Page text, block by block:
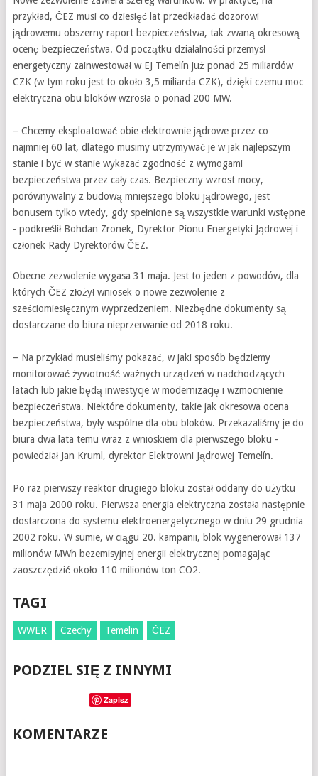
przykład, ČEZ musi co dziesięć lat przedkładać dozorowi
jądrowemu obszerny raport bezpieczeństwa, tak zwaną okresową
ocenę bezpieczeństwa. Od początku działalności przemysł
energetyczny zainwestował w EJ Temelín już ponad 25 miliardów
CZK (w tym roku jest to około 3,5 miliarda CZK), dzięki czemu moc
elektryczna obu bloków wzrosła o ponad 200 MW.
– Chcemy eksploatować obie elektrownie jądrowe przez co
najmniej 60 lat, dlatego musimy utrzymywać je w jak najlepszym
stanie i być w stanie wykazać zgodność z wymogami
bezpieczeństwa przez cały czas. Bezpieczny wzrost mocy,
porównywalny z budową mniejszego bloku jądrowego, jest
bonusem tylko wtedy, gdy spełnione są wszystkie warunki wstępne
- podkreślił Bohdan Zronek, Dyrektor Pionu Energetyki Jądrowej i
członek Rady Dyrektorów ČEZ.
Obecne zezwolenie wygasa 31 maja. Jest to jeden z powodów, dla
których ČEZ złożył wniosek o nowe zezwolenie z
sześciomiesięcznym wyprzedzeniem. Niezbędne dokumenty są
dostarczane do biura nieprzerwanie od 2018 roku.
– Na przykład musieliśmy pokazać, w jaki sposób będziemy
monitorować żywotność ważnych urządzeń w nadchodzących
latach lub jakie będą inwestycje w modernizację i wzmocnienie
bezpieczeństwa. Niektóre dokumenty, takie jak okresowa ocena
bezpieczeństwa, były wspólne dla obu bloków. Przekazaliśmy je do
biura dwa lata temu wraz z wnioskiem dla pierwszego bloku -
powiedział Jan Kruml, dyrektor Elektrowni Jądrowej Temelín.
Po raz pierwszy reaktor drugiego bloku został oddany do użytku
31 maja 2000 roku. Pierwsza energia elektryczna została następnie
dostarczona do systemu elektroenergetycznego w dniu 29 grudnia
2002 roku. W sumie, w ciągu 20. kampanii, blok wygenerował 137
milionów MWh bezemisyjnej energii elektrycznej pomagając
zaoszczędzić około 110 milionów ton CO2.
TAGI
WWER Czechy Temelin ČEZ
PODZIEL SIĘ Z INNYMI
Zapisz
KOMENTARZE